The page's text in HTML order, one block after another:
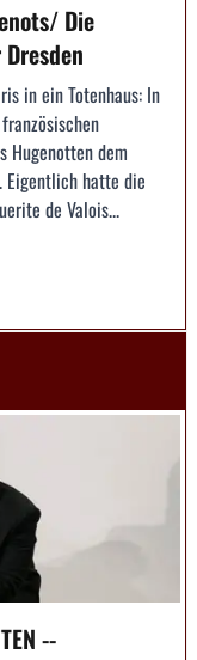
Die
in ein Totenhaus: In
Hugenotten dem
Eigentlich hatte die
de Valois...
--